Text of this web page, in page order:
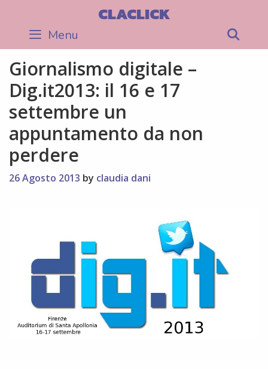
content
CLACLICK
Menu
Giornalismo digitale –
Dig.it2013: il 16 e 17
settembre un
appuntamento da non
perdere
26 Agosto 2013 by claudia dani